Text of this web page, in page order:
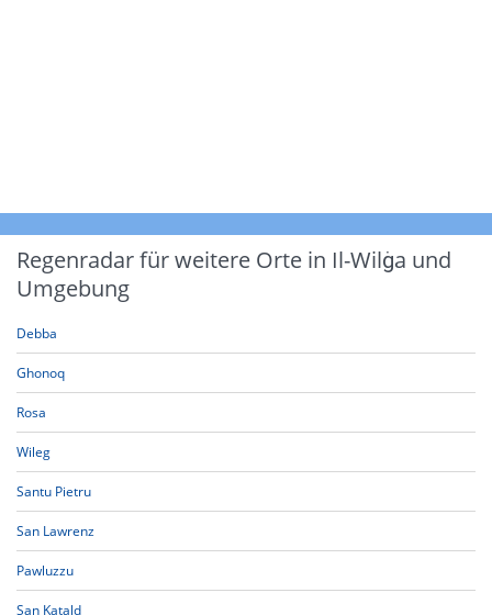
Regenradar für weitere Orte in Il-Wilġa und
Umgebung
Debba
Ghonoq
Rosa
Wileg
Santu Pietru
San Lawrenz
Pawluzzu
San Katald